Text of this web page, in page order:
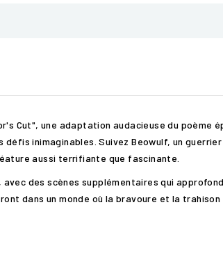
Cut", une adaptation audacieuse du
inimaginables. Suivez Beowulf, un
aussi terrifiante que fascinante.
des scènes supplémentaires qui
dans un monde où la bravoure et la trahison